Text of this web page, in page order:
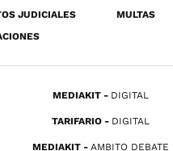
JUDICIALES
MULTAS
MEDIAKIT DIGITAL
TARIFARIO DIGITAL
MEDIAKIT AMBITO DEBATE